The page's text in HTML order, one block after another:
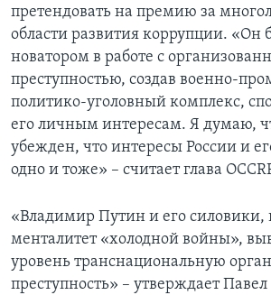
претендовать на премию за
области развития коррупции.
новатором в работе с
преступностью, создав военно-
политико-уголовный комплекс,
его личным интересам. Я думаю,
убежден, что интересы России и
одно и тоже» – считает глава
«Владимир Путин и его силовики,
менталитет «холодной войны»,
уровень транснациональную
преступность» – утверждает Павел